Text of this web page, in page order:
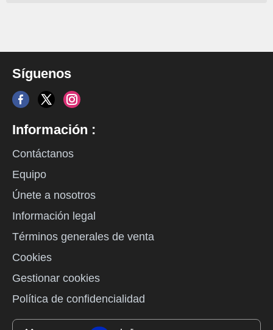
Síguenos
Información :
Contáctanos
Equipo
Únete a nosotros
Información legal
Términos generales de venta
Cookies
Gestionar cookies
Política de confidencialidad